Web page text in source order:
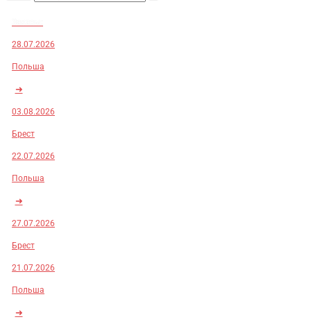
28.07.2026
Польша
➜
03.08.2026
Брест
22.07.2026
Польша
➜
27.07.2026
Брест
21.07.2026
Польша
➜